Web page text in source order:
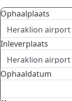
Ophaalplaats
Inleverplaats
Ophaaldatum